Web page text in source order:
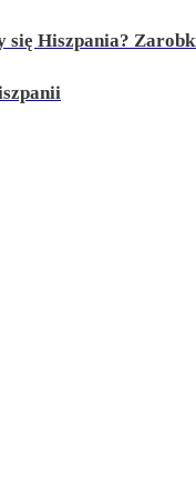
się Hiszpania?